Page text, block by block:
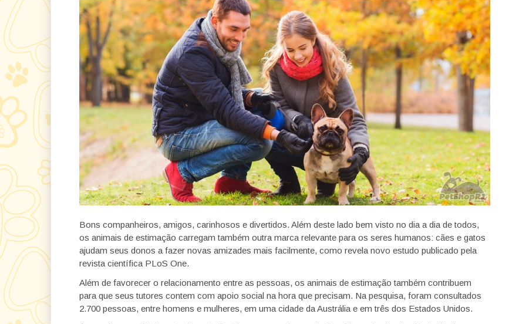
Bons companheiros, amigos, carinhosos e divertidos. Além deste lado bem visto no dia a dia de todos,
os animais de estimação carregam também outra marca relevante para os seres humanos: cães e gatos
ajudam seus donos a fazer novas amizades mais facilmente, como revela novo estudo publicado pela
revista científica PLoS One.
Além de favorecer o relacionamento entre as pessoas, os animais de estimação também contribuem
para que seus tutores contem com apoio social na hora que precisam. Na pesquisa, foram consultados
2.700 pessoas, entre homens e mulheres, em uma cidade da Austrália e em três dos Estados Unidos.